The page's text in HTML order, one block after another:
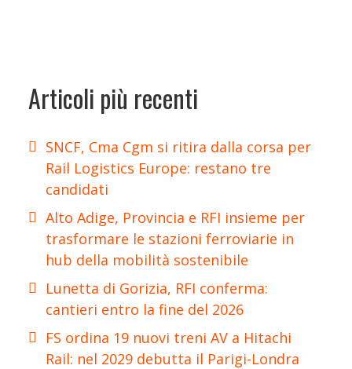
Articoli più recenti
SNCF, Cma Cgm si ritira dalla corsa per
Rail Logistics Europe: restano tre
candidati
Alto Adige, Provincia e RFI insieme per
trasformare le stazioni ferroviarie in
hub della mobilità sostenibile
Lunetta di Gorizia, RFI conferma:
cantieri entro la fine del 2026
FS ordina 19 nuovi treni AV a Hitachi
Rail: nel 2029 debutta il Parigi-Londra